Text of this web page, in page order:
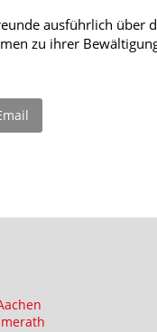
ausführlich über
zu ihrer